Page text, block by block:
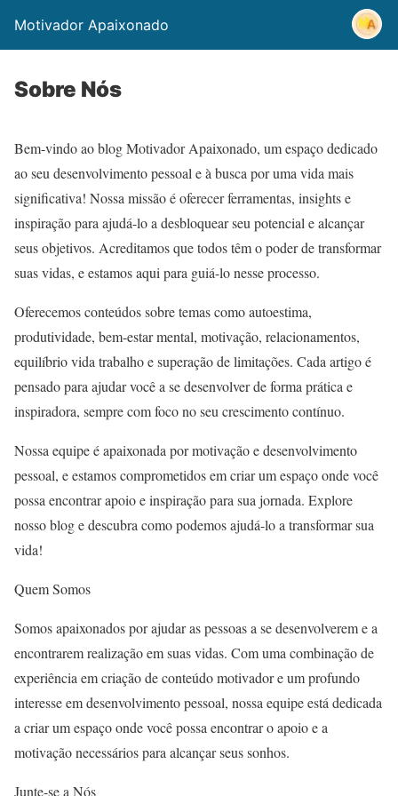
Motivador Apaixonado
Sobre Nós
Bem-vindo ao blog Motivador Apaixonado, um espaço dedicado
ao seu desenvolvimento pessoal e à busca por uma vida mais
significativa! Nossa missão é oferecer ferramentas, insights e
inspiração para ajudá-lo a desbloquear seu potencial e alcançar
seus objetivos. Acreditamos que todos têm o poder de transformar
suas vidas, e estamos aqui para guiá-lo nesse processo.
Oferecemos conteúdos sobre temas como autoestima,
produtividade, bem-estar mental, motivação, relacionamentos,
equilíbrio vida trabalho e superação de limitações. Cada artigo é
pensado para ajudar você a se desenvolver de forma prática e
inspiradora, sempre com foco no seu crescimento contínuo.
Nossa equipe é apaixonada por motivação e desenvolvimento
pessoal, e estamos comprometidos em criar um espaço onde você
possa encontrar apoio e inspiração para sua jornada. Explore
nosso blog e descubra como podemos ajudá-lo a transformar sua
vida!
Quem Somos
Somos apaixonados por ajudar as pessoas a se desenvolverem e a
encontrarem realização em suas vidas. Com uma combinação de
experiência em criação de conteúdo motivador e um profundo
interesse em desenvolvimento pessoal, nossa equipe está dedicada
a criar um espaço onde você possa encontrar o apoio e a
motivação necessários para alcançar seus sonhos.
Junte-se a Nós